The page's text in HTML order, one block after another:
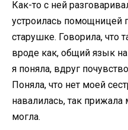
Как-то с ней
устроилась помощницей
старушке. Говорила, что
вроде как, общий язык
я поняла, вдруг
Поняла, что нет моей
навалилась, так
могла.